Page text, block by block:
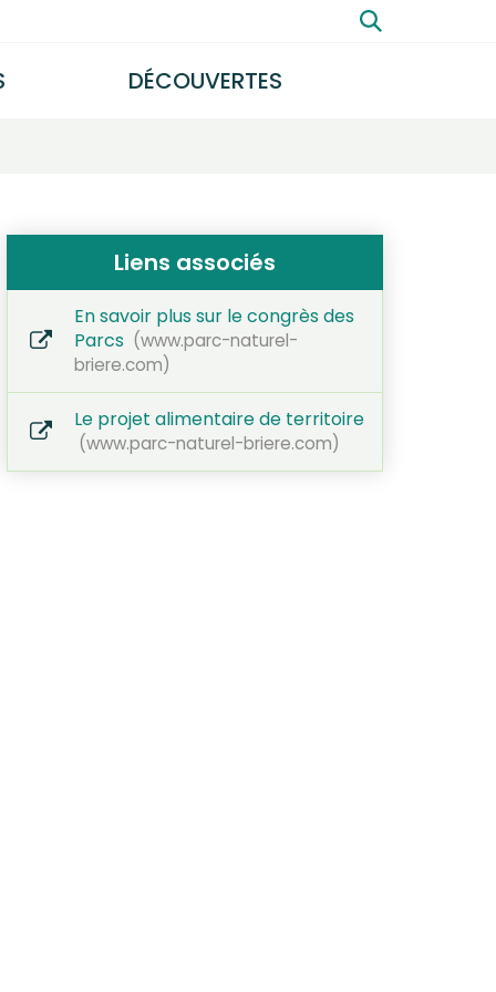
Rechercher
DÉCOUVERTES
Liens associés
En savoir plus sur le congrès des
Parcs
www.parc-naturel-
briere.com
Le projet alimentaire de territoire
www.parc-naturel-briere.com